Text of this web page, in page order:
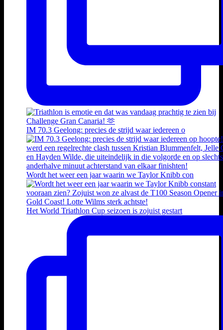
IM 70.3 Geelong: precies de strijd waar iedereen o
Wordt het weer een jaar waarin we Taylor Knibb con
Het World Triathlon Cup seizoen is zojuist gestart